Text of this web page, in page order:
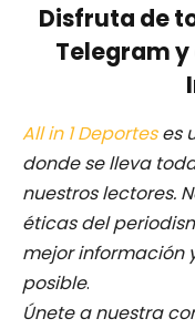
Disfruta de
Telegram
All in 1 Deporteses
donde se lleva
nuestros lectores.
éticas del
mejor información
posible.
Únete a nuestra